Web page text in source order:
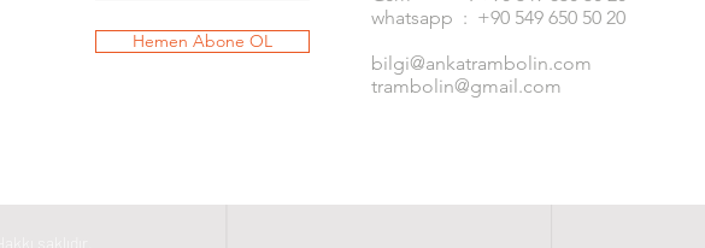
Hemen Abone OL
whatsapp : +90 549 650 50 20
bilgi@ankatrambolin.com
trambolin@gmail.com